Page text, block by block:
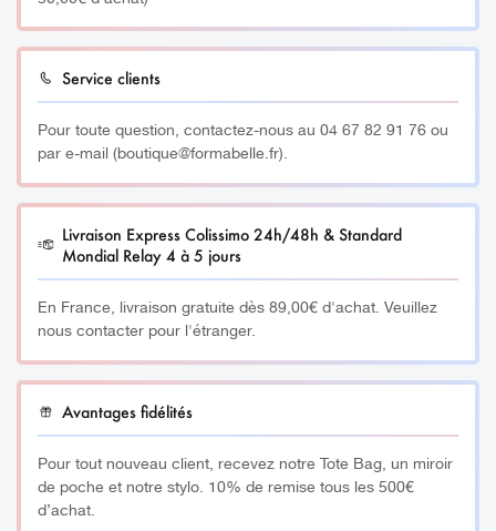
Service clients
Pour toute question, contactez-nous au 04 67 82 91 76 ou
par e-mail (boutique@formabelle.fr).
Livraison Express Colissimo 24h/48h & Standard
Mondial Relay 4 à 5 jours
En France, livraison gratuite dès 89,00€ d'achat. Veuillez
nous contacter pour l'étranger.
Avantages fidélités
Pour tout nouveau client, recevez notre Tote Bag, un miroir
de poche et notre stylo. 10% de remise tous les 500€
d’achat.